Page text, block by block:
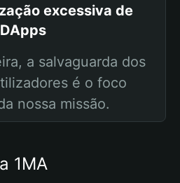
excessiva de
DApps
a salvaguarda dos
é o foco
nossa missão.
1MA